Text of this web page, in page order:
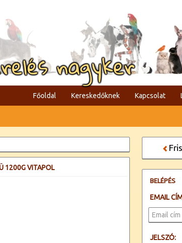
nagyker
Főoldal Kereskedőknek Kapcsolat
1200G VITAPOL
BELÉPÉS
EMAIL
JELSZÓ: